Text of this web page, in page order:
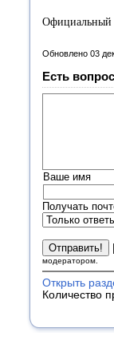
Официальный
Обновлено 03
Есть
Ваше имя
Получать
модератором.
Открыть
Количество